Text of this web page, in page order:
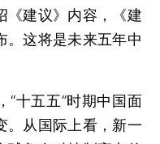
《建议》内容，《建
。这将是未来五年中
十五五”时期中国面
。从国际上看，新一